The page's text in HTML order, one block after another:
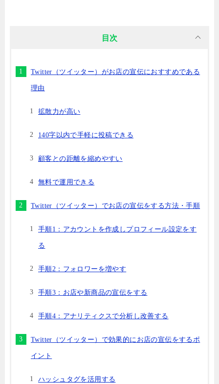
目次
Twitter（ツイッター）がお店の宣伝におすすめである
理由
拡散力が高い
140字以内で手軽に投稿できる
顧客との距離を縮めやすい
無料で運用できる
Twitter（ツイッター）でお店の宣伝をする方法・手順
手順1：アカウントを作成しプロフィール設定をす
る
手順2：フォロワーを増やす
手順3：お店や新商品の宣伝をする
手順4：アナリティクスで分析し改善する
Twitter（ツイッター）で効果的にお店の宣伝をするポ
イント
ハッシュタグを活用する